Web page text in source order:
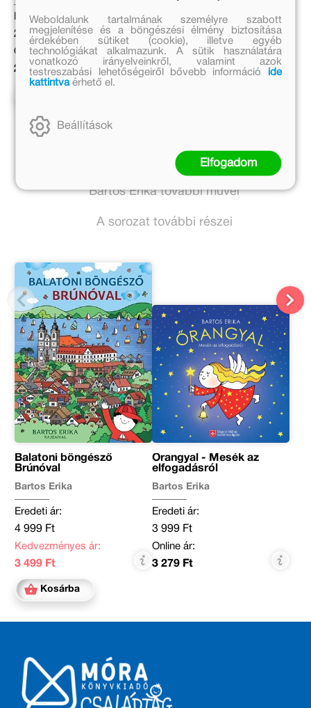
Eredeti ár:
2 999 Ft
Online ár:
2 459 Ft
Eredeti ár:
3 999 Ft
Kötött ár:
Bartos Erika további művei
Bartos Erika további művei
A sorozat további részei
Balatoni böngésző
Brúnóval
Bartos Erika
Eredeti ár:
4 999 Ft
Kedvezményes ár:
3 499 Ft
Kosárba
Őrangyal - Mesék az
elfogadásról
Bartos Erika
Eredeti ár:
3 999 Ft
Online ár:
3 279 Ft
Weboldalunk tartalmának személyre szabott
megjelenítése és a böngészési élmény biztosítása
érdekében sütiket (cookie), illetve egyéb
technológiákat alkalmazunk. A sütik használatára
vonatkozó irányelveinkről, valamint azok
testreszabási lehetőségeiről bővebb információ
ide
kattintvaérhető el.
Beállítások
Elfogadom